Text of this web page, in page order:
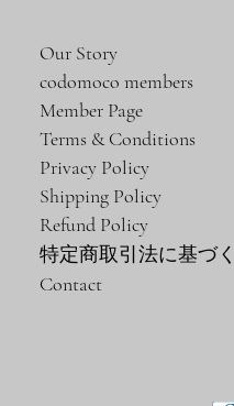
Our Story
codomoco members
Member Page
Terms & Conditions
Privacy Policy
Shipping Policy
Refund Policy
特定商取引法に基づ
Contact